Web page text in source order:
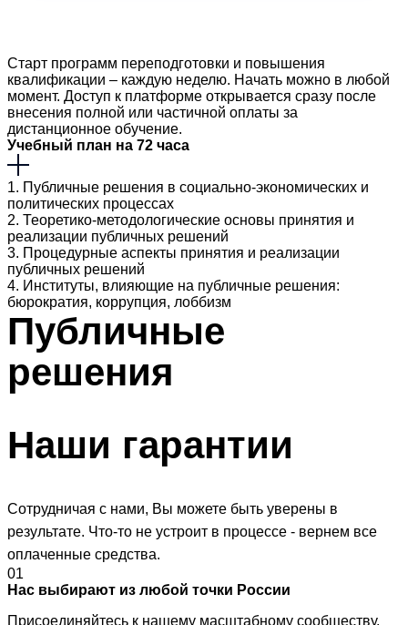
Старт программ переподготовки и повышения
квалификации – каждую неделю. Начать можно в любой
момент. Доступ к платформе открывается сразу после
внесения полной или частичной оплаты за
дистанционное обучение.
Учебный план на 72 часа
1. Публичные решения в социально-экономических и
политических процессах
2. Теоретико-методологические основы принятия и
реализации публичных решений
3. Процедурные аспекты принятия и реализации
публичных решений
4. Институты, влияющие на публичные решения:
бюрократия, коррупция, лоббизм
Публичные
решения
Наши гарантии
Сотрудничая с нами, Вы можете быть уверены в
результате. Что-то не устроит в процессе - вернем все
оплаченные средства.
01
Нас выбирают из любой точки России
Присоединяйтесь к нашему масштабному сообществу.